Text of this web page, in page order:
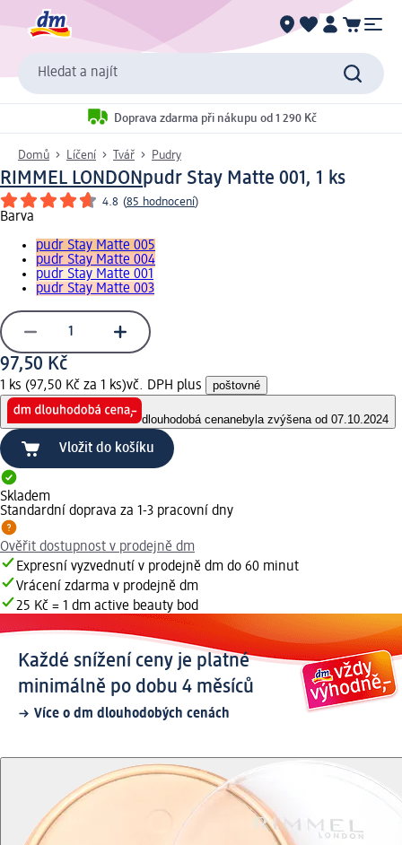
Hledat a najít
Doprava zdarma při nákupu od 1 290 Kč
Domů Líčení Tvář Pudry
RIMMEL LONDONpudr Stay Matte 001, 1 ks
4.8 (85 hodnocení)
Barva
pudr Stay Matte 005
pudr Stay Matte 004
pudr Stay Matte 001
pudr Stay Matte 003
97,50 Kč
1 ks (97,50 Kč za 1 ks)vč. DPH plus poštovné
dlouhodobá cenanebyla zvýšena od 07.10.2024
Vložit do košíku
Skladem
Standardní doprava za 1-3 pracovní dny
Ověřit dostupnost v prodejně dm
Expresní vyzvednutí v prodejně dm do 60 minut
Vrácení zdarma v prodejně dm
25 Kč = 1 dm active beauty bod
Každé snížení ceny je platné
minimálně po dobu 4 měsíců
Více o dm dlouhodobých cenách